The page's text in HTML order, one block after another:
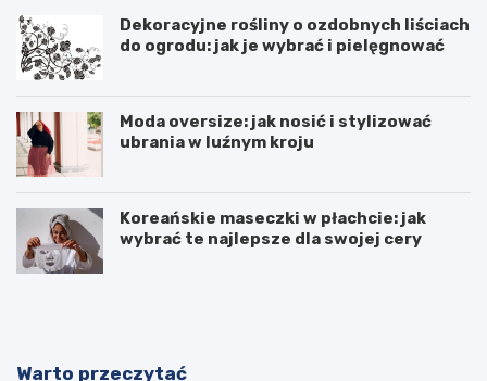
Dekoracyjne rośliny o ozdobnych liściach
do ogrodu: jak je wybrać i pielęgnować
Moda oversize: jak nosić i stylizować
ubrania w luźnym kroju
Koreańskie maseczki w płachcie: jak
wybrać te najlepsze dla swojej cery
F
n
L
s
Warto przeczytać